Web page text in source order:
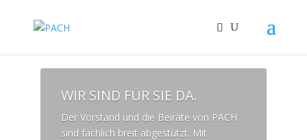
WIR SIND FÜR SIE DA.
Der Vorstand und die Beiräte von PACH
sind fachlich breit abgestützt. Mit